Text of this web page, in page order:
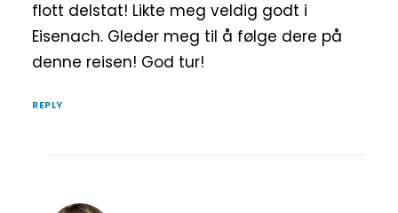
flott delstat! Likte meg veldig godt i
Eisenach. Gleder meg til å følge dere på
denne reisen! God tur!
REPLY